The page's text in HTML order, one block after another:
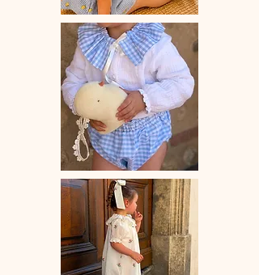
28 jours ouvrés selon les commandes
en cours.
♡ Lavage à la main ou en machine
30° max, couleurs similaires, cycle
délicat. Ne pas utilser de sèche-linge.